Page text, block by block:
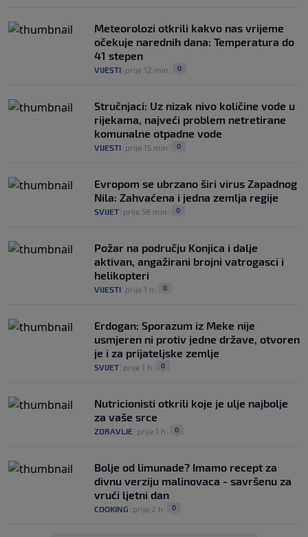
Meteorolozi otkrili kakvo nas vrijeme
očekuje narednih dana: Temperatura do
41 stepen
VIJESTI prije 12 min 0
Stručnjaci: Uz nizak nivo količine vode u
rijekama, najveći problem netretirane
komunalne otpadne vode
VIJESTI prije 15 min 0
Evropom se ubrzano širi virus Zapadnog
Nila: Zahvaćena i jedna zemlja regije
SVIJET prije 58 min 0
Požar na području Konjica i dalje
aktivan, angažirani brojni vatrogasci i
helikopteri
VIJESTI prije 1 h 0
Erdogan: Sporazum iz Meke nije
usmjeren ni protiv jedne države, otvoren
je i za prijateljske zemlje
SVIJET prije 1 h 0
Nutricionisti otkrili koje je ulje najbolje
za vaše srce
ZDRAVLJE prije 1 h 0
Bolje od limunade? Imamo recept za
divnu verziju malinovaca - savršenu za
vrući ljetni dan
COOKING prije 2 h 0